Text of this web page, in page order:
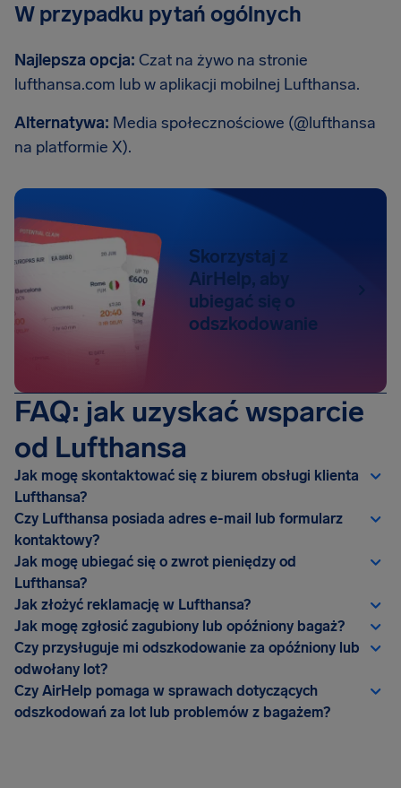
W przypadku pytań ogólnych
Najlepsza opcja: Czat na żywo na stronie
lufthansa.com lub w aplikacji mobilnej Lufthansa.
Alternatywa: Media społecznościowe (@lufthansa
na platformie X).
Skorzystaj z
AirHelp, aby
ubiegać się o
odszkodowanie
FAQ: jak uzyskać wsparcie
od Lufthansa
Jak mogę skontaktować się z biurem obsługi klienta
Lufthansa?
Czy Lufthansa posiada adres e-mail lub formularz
kontaktowy?
Jak mogę ubiegać się o zwrot pieniędzy od
Lufthansa?
Jak złożyć reklamację w Lufthansa?
Jak mogę zgłosić zagubiony lub opóźniony bagaż?
Czy przysługuje mi odszkodowanie za opóźniony lub
odwołany lot?
Czy AirHelp pomaga w sprawach dotyczących
odszkodowań za lot lub problemów z bagażem?